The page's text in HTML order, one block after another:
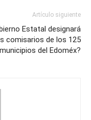
Artículo siguiente
Estatal designará
comisarios de los 125
municipios del Edoméx?